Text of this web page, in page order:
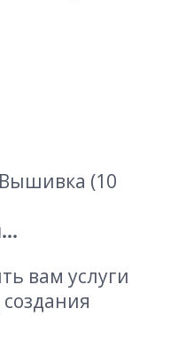
(10
вам услуги